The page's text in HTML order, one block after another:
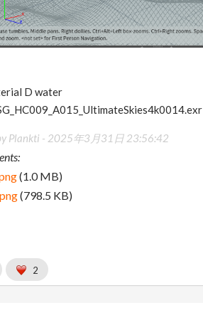
D water
Plankti - 2025年3月31日 23:56:42
(1.0 MB)
(798.5 KB)
2